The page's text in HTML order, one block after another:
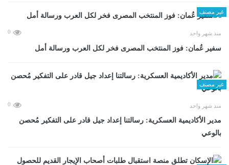
غير مصنف
منذ شهر واحد 0
سفير عُمان: فوز المنتخب المصرى فخر لكل العرب ورسالة أمل
غير مصنف
منذ شهر واحد 0
مدير الأكاديمية العسكرية: رسالتنا إعداد جيل قادر على التفكير مُحصن
بالوعي